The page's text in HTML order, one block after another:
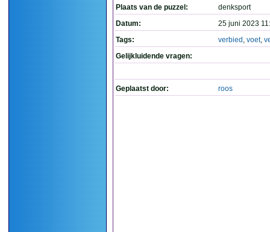
Plaats van de puzzel:
denksport
Datum:
25 juni 2023
Tags:
verbied , voet,
Gelijkluidende vragen:
Geplaatst door: roos